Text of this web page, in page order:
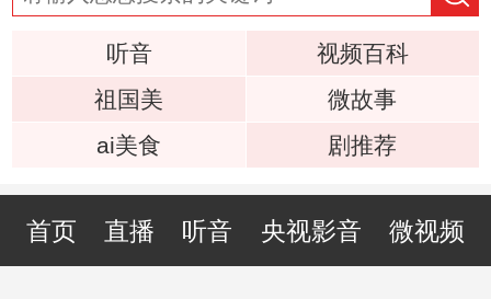
听音
视频百科
祖国美
微故事
ai美食
剧推荐
首页 直播 听音 央视影音 微视频